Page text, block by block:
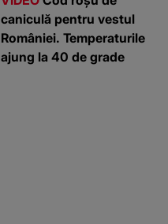
caniculă pentru vestul
României. Temperaturile
ajung la 40 de grade